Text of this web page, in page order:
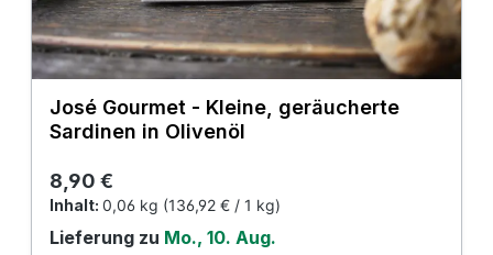
José Gourmet - Kleine, geräucherte
Sardinen in Olivenöl
Regulärer Preis:
8,90 €
Inhalt: 0,06 kg (136,92 € / 1 kg)
Lieferung zu Mo., 10. Aug.